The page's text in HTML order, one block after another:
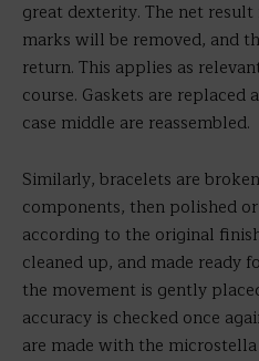
great dexterity. The net
marks will be removed, and
return. This applies as
course. Gaskets are replaced
case middle are reassembled.
Similarly, bracelets are
components, then polished
according to the original
cleaned up, and made ready
the movement is gently
accuracy is checked once
are made with the